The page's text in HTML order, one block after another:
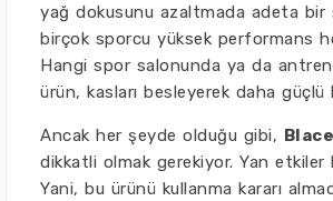
yağ dokusunu azaltmada adeta bir
birçok sporcu yüksek performans
Hangi spor salonunda ya da
ürün, kasları besleyerek daha güçlü
Ancak her şeyde olduğu gibi,
dikkatli olmak gerekiyor. Yan etkiler
Yani, bu ürünü kullanma kararı